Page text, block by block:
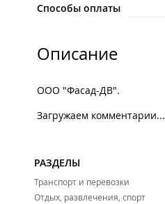
Способы оплаты
Описание
ООО "Фасад-ДВ".
Загружаем комментарии...
РАЗДЕЛЫ
Транспорт и перевозки
Отдых, развлечения, спорт